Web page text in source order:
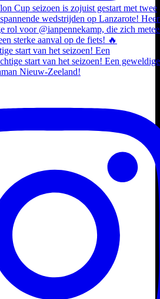
start van het seizoen! Een